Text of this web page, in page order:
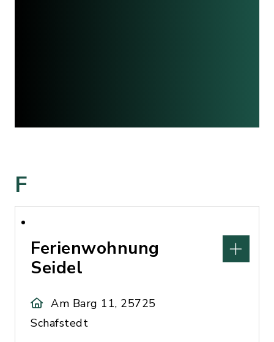
F
Ferienwohnung
Seidel
Am Barg 11, 25725
Schafstedt